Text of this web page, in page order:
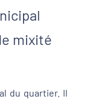
mixité
du quartier. Il